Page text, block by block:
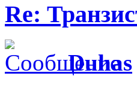
Re:
Duhas